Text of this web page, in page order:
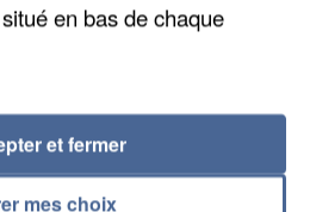
SUPPOSÉS DE LA DZ
en bas de chaque
mes choix
et fermer